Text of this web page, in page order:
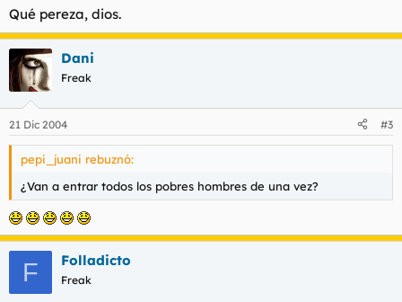
Qué pereza, dios.
Dani
Freak
21 Dic 2004 #3
pepi_juani rebuznó:
¿Van a entrar todos los pobres hombres de una vez?
F Folladicto
Freak